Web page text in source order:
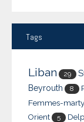
Tags
Liban 29
Beyrouth 8
Femmes-
Orient
5